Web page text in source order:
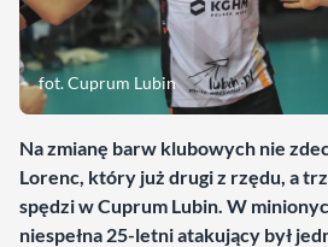
fot. Cuprum Lubin
Na zmianę barw klubowych nie
Lorenc, który już drugi z rzędu, a
spędzi w Cuprum Lubin. W
niespełna 25-letni atakujący był